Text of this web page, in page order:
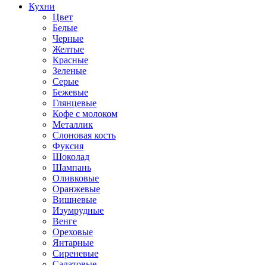
Кухни
Цвет
Белые
Черные
Желтые
Красные
Зеленые
Серые
Бежевые
Глянцевые
Кофе с молоком
Металлик
Слоновая кость
Фуксия
Шоколад
Шампань
Оливковые
Оранжевые
Вишневые
Изумрудные
Венге
Ореховые
Янтарные
Сиреневые